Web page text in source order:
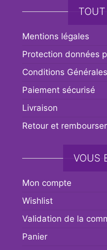
TOUT
Mentions légales
Protection données
Conditions
Paiement sécurisé
Livraison
Retour et
VOUS
Mon compte
Wishlist
Validation de la
Panier